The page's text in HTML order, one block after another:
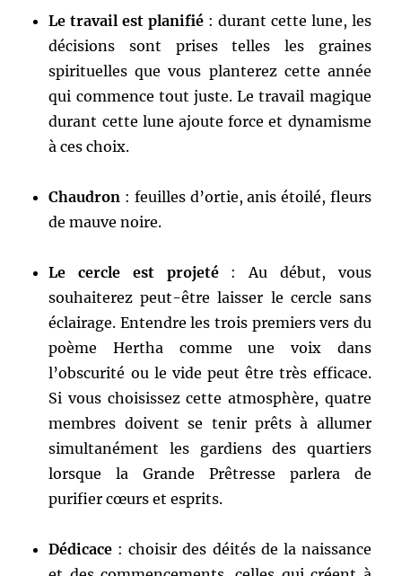
Le travail est planifié : durant cette lune, les
décisions sont prises telles les graines
spirituelles que vous planterez cette année
qui commence tout juste. Le travail magique
durant cette lune ajoute force et dynamisme
à ces choix.
Chaudron : feuilles d’ortie, anis étoilé, fleurs
de mauve noire.
Le cercle est projeté: Au début, vous
souhaiterez peut-être laisser le cercle sans
éclairage. Entendre les trois premiers vers du
poème Hertha comme une voix dans
l’obscurité ou le vide peut être très efficace.
Si vous choisissez cette atmosphère, quatre
membres doivent se tenir prêts à allumer
simultanément les gardiens des quartiers
lorsque la Grande Prêtresse parlera de
purifier cœurs et esprits.
Dédicace : choisir des déités de la naissance